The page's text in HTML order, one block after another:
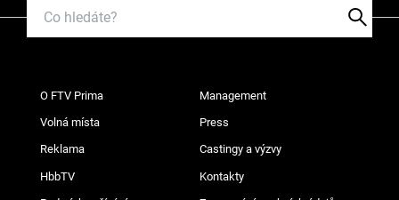
O FTV Prima Management
Volná místa Press
Reklama Castingy a výzvy
HbbTV Kontakty